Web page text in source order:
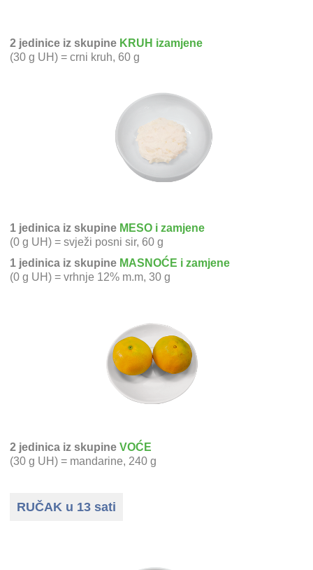
2 jedinice iz skupine KRUH izamjene
(30 g UH) = crni kruh, 60 g
1 jedinica iz skupine MESO i zamjene
(0 g UH) = svježi posni sir, 60 g
1 jedinica iz skupine MASNOĆE i zamjene
(0 g UH) = vrhnje 12% m.m, 30 g
2 jedinica iz skupine VOĆE
(30 g UH) = mandarine, 240 g
RUČAK u 13 sati